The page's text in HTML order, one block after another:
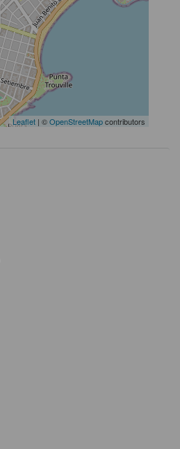
Leaflet | ©OpenStreetMapcontributors